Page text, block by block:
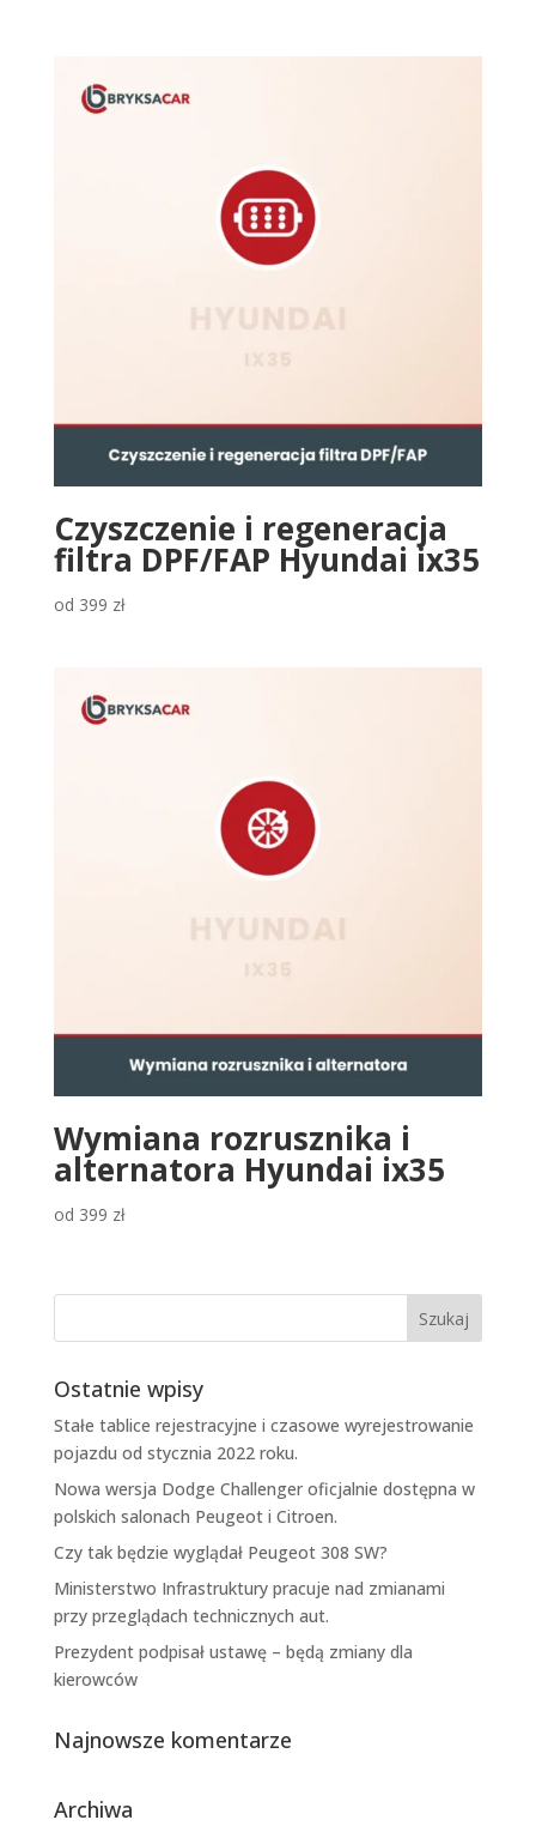
Czyszczenie i regeneracja
filtra DPF/FAP Hyundai ix35
od 399 zł
Wymiana rozrusznika i
alternatora Hyundai ix35
od 399 zł
Ostatnie wpisy
Stałe tablice rejestracyjne i czasowe wyrejestrowanie
pojazdu od stycznia 2022 roku.
Nowa wersja Dodge Challenger oficjalnie dostępna w
polskich salonach Peugeot i Citroen.
Czy tak będzie wyglądał Peugeot 308 SW?
Ministerstwo Infrastruktury pracuje nad zmianami
przy przeglądach technicznych aut.
Prezydent podpisał ustawę – będą zmiany dla
kierowców
Najnowsze komentarze
Archiwa